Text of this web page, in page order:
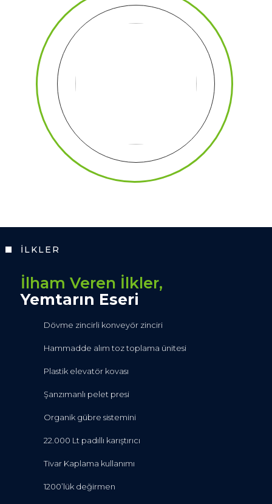
İLKLER
İlham Veren İlkler,
Yemtarın Eseri
Dövme zincirli konveyör zinciri
Hammadde alım toz toplama ünitesi
Plastik elevatör kovası
Şanzımanlı pelet presi
Organik gübre sistemini
22.000 Lt padıllı karıştırıcı
Tivar Kaplama kullanımı
1200’lük değirmen